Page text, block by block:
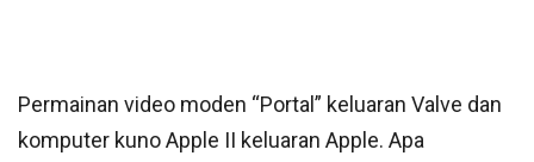
Permainan video moden “Portal” keluaran Valve dan
komputer kuno Apple II keluaran Apple. Apa